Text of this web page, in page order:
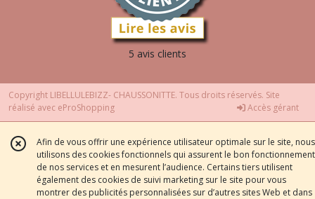
5 avis clients
Copyright LIBELLULEBIZZ- CHAUSSONITTE. Tous droits réservés. Site
réalisé avec eProShopping Accès gérant
Afin de vous offrir une expérience utilisateur optimale sur le site, nous
utilisons des cookies fonctionnels qui assurent le bon fonctionnement
de nos services et en mesurent l’audience. Certains tiers utilisent
également des cookies de suivi marketing sur le site pour vous
montrer des publicités personnalisées sur d’autres sites Web et dans